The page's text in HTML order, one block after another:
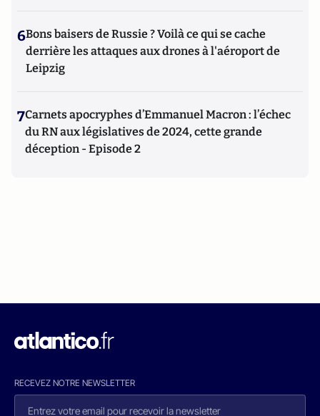
6Bons baisers de Russie ? Voilà ce qui se cache
derrière les attaques aux drones à l'aéroport de
Leipzig
7Carnets apocryphes d’Emmanuel Macron : l’échec
du RN aux législatives de 2024, cette grande
déception - Episode 2
RECEVEZ NOTRE NEWSLETTER